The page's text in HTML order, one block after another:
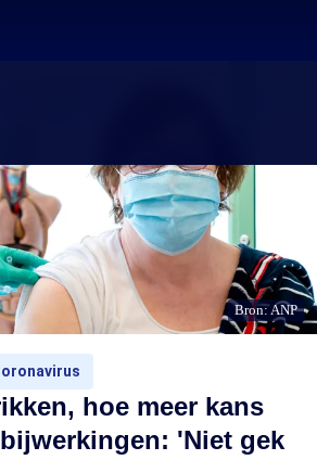
Bron: ANP
hoe meer kans
'Niet gek